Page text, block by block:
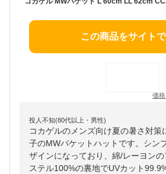
この商品をサイト
価
投人不知(80代以上・男性)
コカゲルのメンズ向け夏の暑さ対策
子のMWバケットハットです。シン
ザインになっており、綿/レーヨン
ステル100%の裏地でUVカット